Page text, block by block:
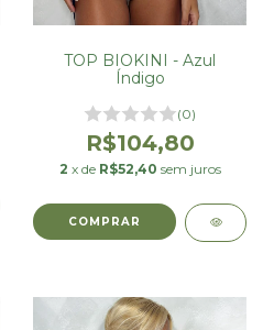
TOP BIOKINI - Azul
Índigo
(0)
R$104,80
2 x de R$52,40 sem juros
COMPRAR